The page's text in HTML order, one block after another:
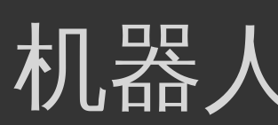
机器